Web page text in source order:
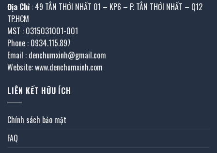
Địa Chỉ : 49 TÂN THỚI NHẤT 01 – KP6 – P. TÂN THỚI NHẤT – Q12
TP.HCM
MST : 0315031001-001
Phone : 0934.115.897
Email : denchumxinh@gmail.com
Website: www.denchumxinh.com
LIÊN KẾT HỮU ÍCH
Chính sách bảo mật
FAQ